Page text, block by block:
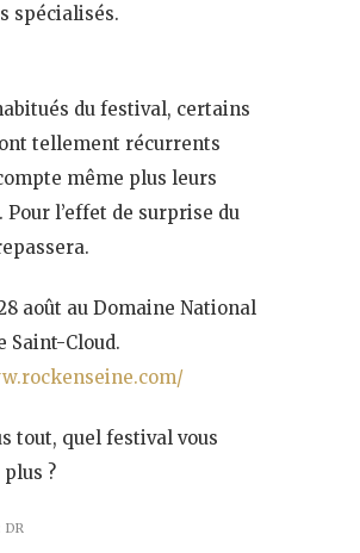
spécialisés.
du festival, certains
tellement récurrents
même plus leurs
Pour l’effet de surprise du
août au Domaine National
Saint-Cloud.
tout, quel festival vous
?
DR